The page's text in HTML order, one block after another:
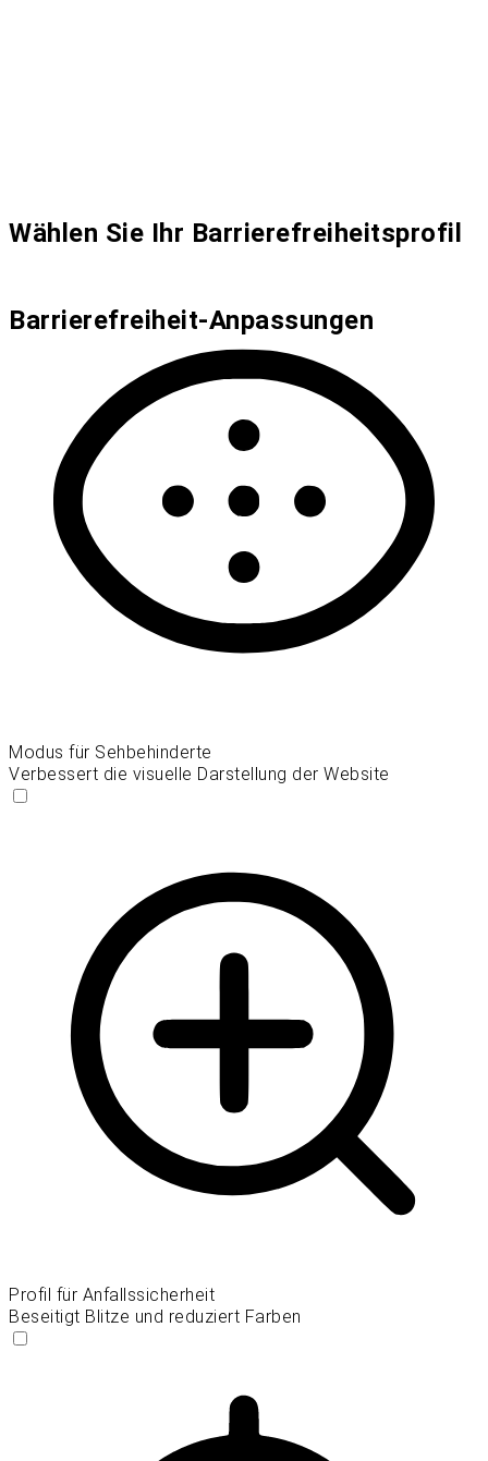
Barrierefreiheit-Anpassungen
Wählen Sie Ihr Barrierefreiheitsprofil
Modus für Sehbehinderte
Verbessert die visuelle Darstellung der Website
Profil für Anfallssicherheit
Beseitigt Blitze und reduziert Farben